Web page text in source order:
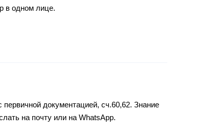
в одном лице.
документацией, сч.60,62. Знание
на почту или на WhatsApp.